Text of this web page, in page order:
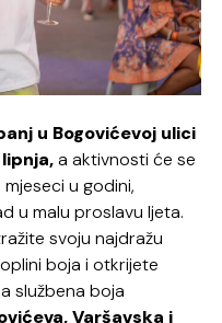
u Bogovićevoj ulici
a aktivnosti će se
u godini,
u malu proslavu ljeta.
svoju najdražu
boja i otkrijete
službena boja
Varšavska i